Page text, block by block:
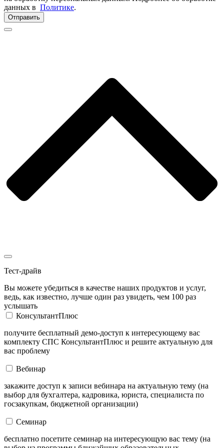
данных в Политике.
Отправить
Тест-драйв
Вы можете убедиться в качестве наших продуктов и услуг,
ведь, как известно, лучше один раз увидеть, чем 100 раз
услышать
КонсультантПлюс
получите бесплатный демо-доступ к интересующему вас
комплекту СПС КонсультантПлюс и решите актуальную для
вас проблему
Вебинар
закажите доступ к записи вебинара на актуальную тему (на
выбор для бухгалтера, кадровика, юриста, специалиста по
госзакупкам, бюджетной организации)
Семинар
бесплатно посетите семинар на интересующую вас тему (на